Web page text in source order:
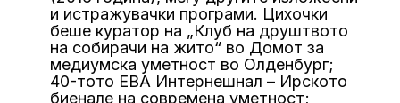
и истражувачки програми. Цихочки
беше куратор на „Клуб на друштвото
на собирачи на жито“ во Домот за
медиумска уметност во Олденбург;
40-тото ЕВА Интернешнал – Ирското
биенале на современа уметност;